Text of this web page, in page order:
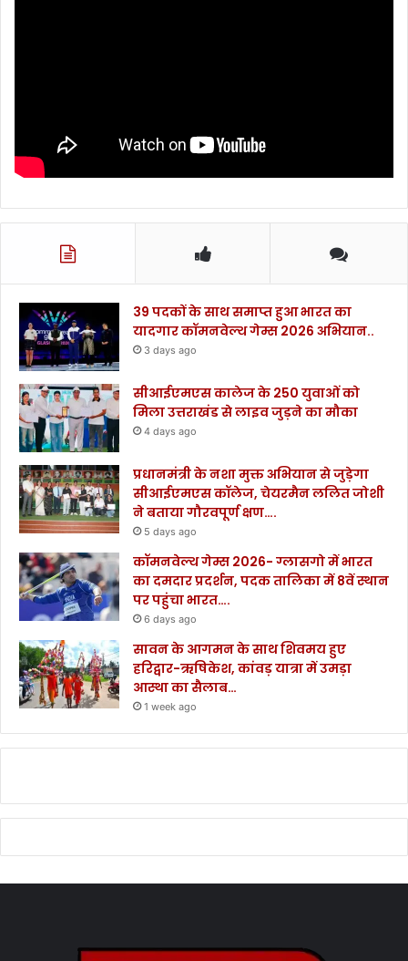
39 पदकों के साथ समाप्त हुआ भारत का
यादगार कॉमनवेल्थ गेम्स 2026 अभियान..
3 days ago
सीआईएमएस कालेज के 250 युवाओं को
मिला उत्तराखंड से लाइव जुड़ने का मौका
4 days ago
प्रधानमंत्री के नशा मुक्त अभियान से जुड़ेगा
सीआईएमएस कॉलेज, चेयरमैन ललित जोशी
ने बताया गौरवपूर्ण क्षण….
5 days ago
कॉमनवेल्थ गेम्स 2026- ग्लासगो में भारत
का दमदार प्रदर्शन, पदक तालिका में 8वें स्थान
पर पहुंचा भारत….
6 days ago
सावन के आगमन के साथ शिवमय हुए
हरिद्वार-ऋषिकेश, कांवड़ यात्रा में उमड़ा
आस्था का सैलाब…
1 week ago